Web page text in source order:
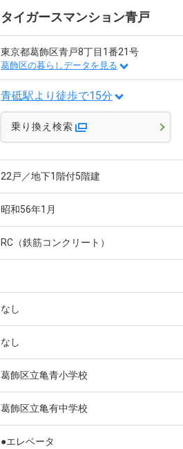
タイガースマンション青戸
東京都葛飾区青戸8丁目1番21号
葛飾区の暮らしデータを見る
青砥駅より徒歩で15分
乗り換え検索
22戸／地下1階付5階建
昭和56年1月
RC（鉄筋コンクリート）
なし
なし
葛飾区立亀青小学校
葛飾区立亀有中学校
●エレベータ